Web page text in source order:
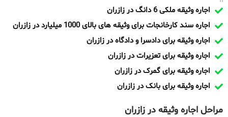
اجاره وثیقه ملکی 6 دانگ در زازران
اجاره سند کارخانجات برای وثیقه های بالای 1000 میلیارد در زازران
اجاره وثیقه برای دادسرا و دادگاه در زازران
اجاره وثیقه برای تعزیرات در زازران
اجاره وثیقه برای گمرک در زازران
اجاره وثیقه برای بانک در زازران
مراحل اجاره وثیقه در زازران